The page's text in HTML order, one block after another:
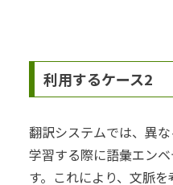
利用するケース2
翻訳システムでは、異
学習する際に語彙エン
す。これにより、文脈